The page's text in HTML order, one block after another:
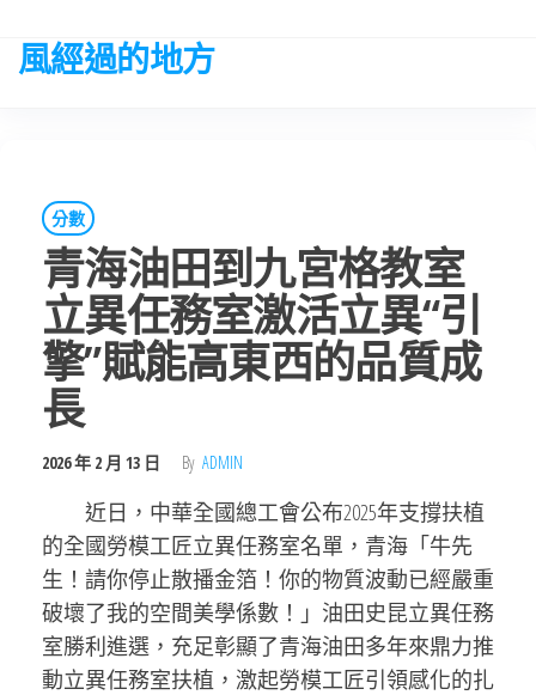
the
風經過的地方
分數
青海油田到九宮格教室
立異任務室激活立異“引
擎”賦能高東西的品質成
長
2026 年 2 月 13 日 By ADMIN
近日，中華全國總工會公布2025年支撐扶植
的全國勞模工匠立異任務室名單，青海「牛先
生！請你停止散播金箔！你的物質波動已經嚴重
破壞了我的空間美學係數！」油田史昆立異任務
室勝利進選，充足彰顯了青海油田多年來鼎力推
動立異任務室扶植，激起勞模工匠引領感化的扎